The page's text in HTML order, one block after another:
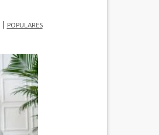
POPULARES